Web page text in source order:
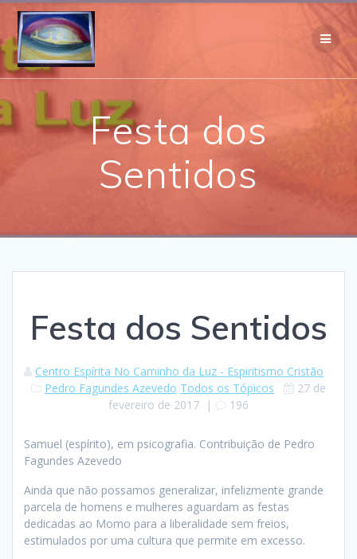
Skip
Festa dos
Sentidos
Festa dos Sentidos
Centro Espírita No Caminho da Luz - Espiritismo Cristão
Pedro Fagundes Azevedo Todos os Tópicos
27 de
fevereiro de 2017 | 196
Samuel (espírito), em psicografia. Contribuição de Pedro
Fagundes Azevedo
Ainda que não possamos generalizar, infelizmente grande
parcela de homens e mulheres aguardam as festas
dedicadas ao Momo para a liberalidade sem freios,
estimulados por uma cultura que permite em excesso.